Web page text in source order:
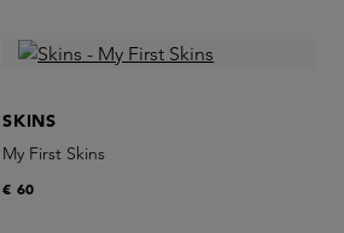
SKINS
My First Skins
€ 60